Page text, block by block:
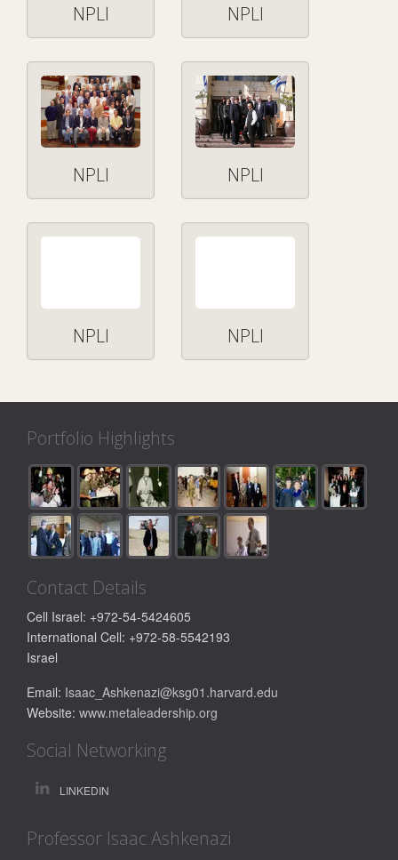
NPLI NPLI
NPLI NPLI
NPLI NPLI
Portfolio Highlights
Contact Details
Cell Israel: +972-54-5424605
International Cell: +972-58-5542193
Israel
Email: Isaac_Ashkenazi@ksg01.harvard.edu
Website: www.metaleadership.org
Social Networking
LINKEDIN
Professor Isaac Ashkenazi